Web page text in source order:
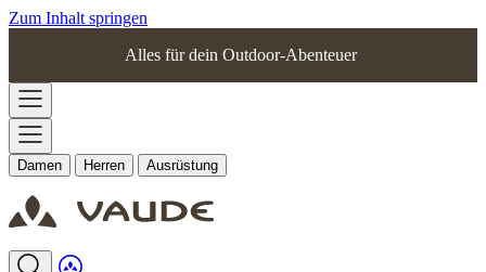
Zum Inhalt springen
Alles für dein Outdoor-Abenteuer
Damen Herren Ausrüstung